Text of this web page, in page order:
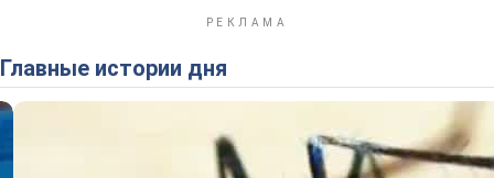
Главные истории дня